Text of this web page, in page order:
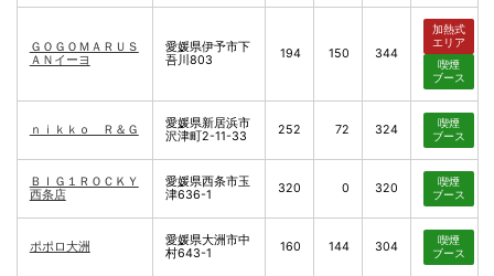
ＧＯＧＯＭＡＲＵＳ
ＡＮイーヨ
愛媛県伊予市下
吾川803
194 150 344
加熱式
エリア
喫煙
ブース
ｎｉｋｋｏ Ｒ＆Ｇ
愛媛県新居浜市
沢津町2-11-33
252 72 324
喫煙
ブース
ＢＩＧ１ＲＯＣＫＹ
西条店
愛媛県西条市玉
津636-1
320 0 320
喫煙
ブース
ポポロ大洲
愛媛県大洲市中
村643-1
160 144 304
喫煙
ブース